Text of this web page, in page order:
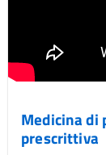
Medicina di
prescrittiva